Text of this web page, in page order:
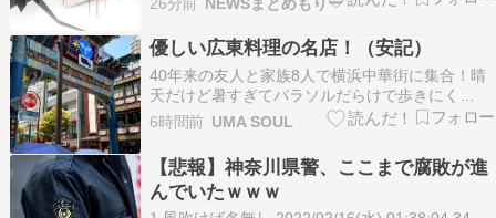
優しい広東料理の名店！（安記）
40年来の友人と家族8人で横浜中華街に集合！晴
天だけど暑すぎてパラソルだらけで歩きにく
い・・・山手に住む悪友の幹事で選んだお店は安
記（アンキ）創業して94年の歴史を誇る広東料理
店！静かに食事が出来るお座敷を予約してくれま
した・・・予め予約してくれたのが4500円のコー
ス料理！まず…
6時間前 UMA SOUL
【悲報】神奈川県警、ここまで腐敗が進
んでいたｗｗｗ